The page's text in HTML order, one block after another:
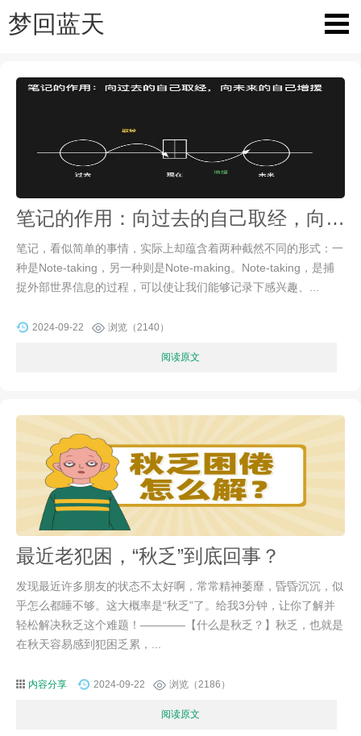
梦回蓝天
笔记的作用：向过去的自己取经，向未来的自己增援
笔记，看似简单的事情，实际上却蕴含着两种截然不同的形式：一
种是Note-taking，另一种则是Note-making。Note-taking，是捕
捉外部世界信息的过程，可以使让我们能够记录下感兴趣、...
2024-09-22 浏览（2140）
阅读原文
最近老犯困，“秋乏”到底回事？
发现最近许多朋友的状态不太好啊，常常精神萎靡，昏昏沉沉，似
乎怎么都睡不够。这大概率是“秋乏”了。给我3分钟，让你了解并
轻松解决秋乏这个难题！————【什么是秋乏？】秋乏，也就是
在秋天容易感到犯困乏累，...
内容分享 2024-09-22 浏览（2186）
阅读原文